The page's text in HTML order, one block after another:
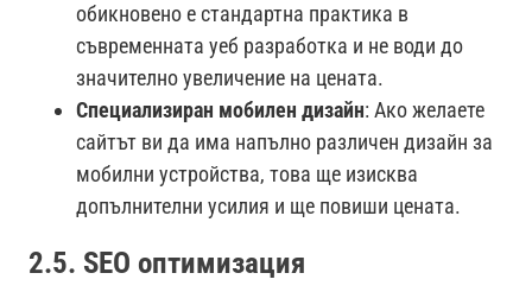
обикновено е стандартна практика в
съвременната уеб разработка и не води до
значително увеличение на цената.
Специализиран мобилен дизайн: Ако желаете
сайтът ви да има напълно различен дизайн за
мобилни устройства, това ще изисква
допълнителни усилия и ще повиши цената.
2.5. SEO оптимизация